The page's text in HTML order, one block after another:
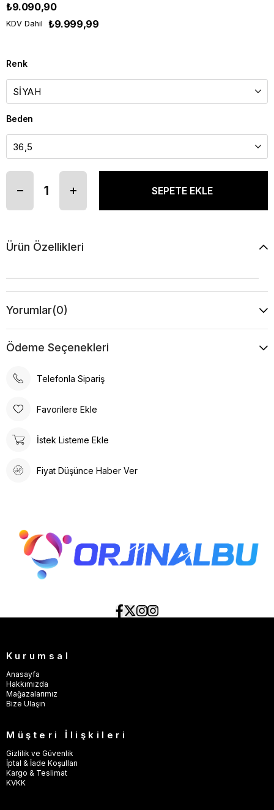
₺9.090,90
KDV Dahil ₺9.999,99
Renk
Beden
Ürün Özellikleri
Yorumlar(0)
Ödeme Seçenekleri
Telefonla Sipariş
Favorilere Ekle
İstek Listeme Ekle
Fiyat Düşünce Haber Ver
Kurumsal
Anasayfa
Hakkımızda
Mağazalarımız
Bize Ulaşın
Müşteri İlişkileri
Gizlilik ve Güvenlik
İptal & İade Koşulları
Kargo & Teslimat
KVKK